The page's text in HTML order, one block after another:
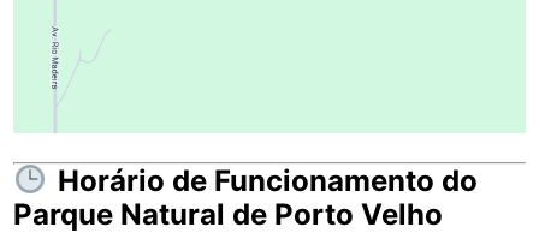
Horário de Funcionamento do
Parque Natural de Porto Velho